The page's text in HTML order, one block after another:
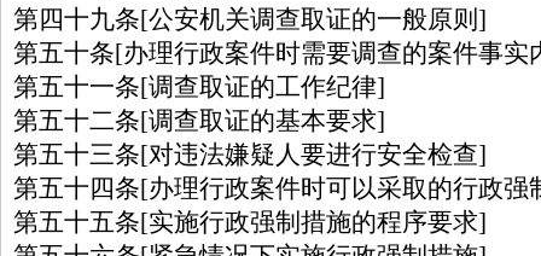
第四十九条[公安机关调查取证的一般原则]
第五十条[办理行政案件时需要调查的案件事实
第五十一条[调查取证的工作纪律]
第五十二条[调查取证的基本要求]
第五十三条[对违法嫌疑人要进行安全检查]
第五十四条[办理行政案件时可以采取的行政强
第五十五条[实施行政强制措施的程序要求]